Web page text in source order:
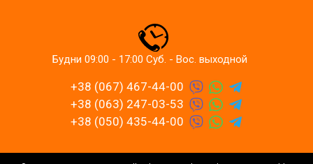
Будни 09:00 - 17:00 Суб. - Вос. выходной
+38 (067) 467-44-00
+38 (063) 247-03-53
+38 (050) 435-44-00